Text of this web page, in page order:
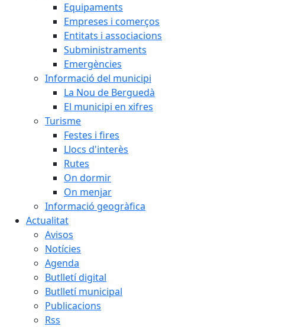
Equipaments
Empreses i comerços
Entitats i associacions
Subministraments
Emergències
Informació del municipi
La Nou de Berguedà
El municipi en xifres
Turisme
Festes i fires
Llocs d'interès
Rutes
On dormir
On menjar
Informació geogràfica
Actualitat
Avisos
Notícies
Agenda
Butlletí digital
Butlletí municipal
Publicacions
Rss